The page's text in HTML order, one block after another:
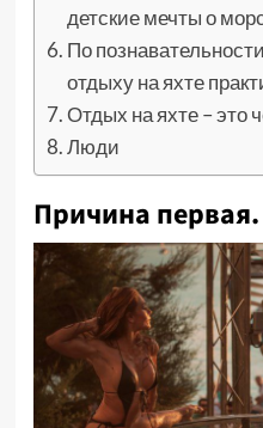
детские мечты о
По
отдыху на яхте
Отдых на яхте – это
Люди
Причина первая.